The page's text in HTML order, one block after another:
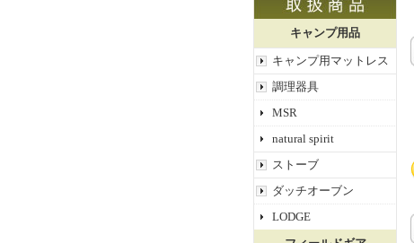
キャンプ用品
キャンプ用マットレス
調理器具
MSR
natural spirit
ストーブ
ダッチオーブン
LODGE